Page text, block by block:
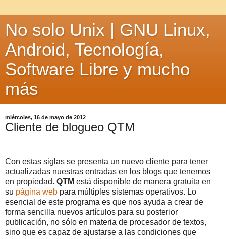
No solo Unix | GNU Linux,
Android, Tecnología,
Software Libre y mucho
más
miércoles, 16 de mayo de 2012
Cliente de blogueo QTM
Con estas siglas se presenta un nuevo cliente para tener
actualizadas nuestras entradas en los blogs que tenemos
en propiedad. QTM está disponible de manera gratuita en
su página web para múltiples sistemas operativos. Lo
esencial de este programa es que nos ayuda a crear de
forma sencilla nuevos artículos para su posterior
publicación, no sólo en materia de procesador de textos,
sino que es capaz de ajustarse a las condiciones que